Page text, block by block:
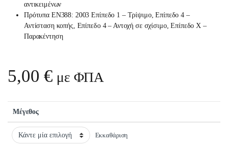
αντικειμένων
Πρότυπα EN388: 2003 Επίπεδο 1 – Τρίψιμο, Επίπεδο 4 –
Αντίσταση κοπής, Επίπεδο 4 – Αντοχή σε σχίσιμο, Επίπεδο Χ –
Παρακέντηση
5,00€ με ΦΠΑ
Μέγεθος
Εκκαθάριση